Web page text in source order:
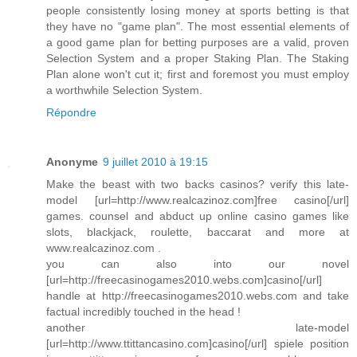
people consistently losing money at sports betting is that
they have no "game plan". The most essential elements of
a good game plan for betting purposes are a valid, proven
Selection System and a proper Staking Plan. The Staking
Plan alone won't cut it; first and foremost you must employ
a worthwhile Selection System.
Répondre
Anonyme 9 juillet 2010 à 19:15
Make the beast with two backs casinos? verify this late-
model [url=http://www.realcazinoz.com]free casino[/url]
games. counsel and abduct up online casino games like
slots, blackjack, roulette, baccarat and more at
www.realcazinoz.com .
you can also into our novel
[url=http://freecasinogames2010.webs.com]casino[/url]
handle at http://freecasinogames2010.webs.com and take
factual incredibly touched in the head !
another late-model
[url=http://www.ttittancasino.com]casino[/url] spiele position